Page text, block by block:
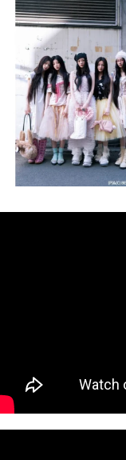
musicjapantv
💡8月特番放送決定
8月 4
1 0